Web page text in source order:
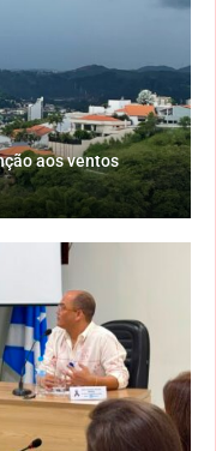
aos ventos